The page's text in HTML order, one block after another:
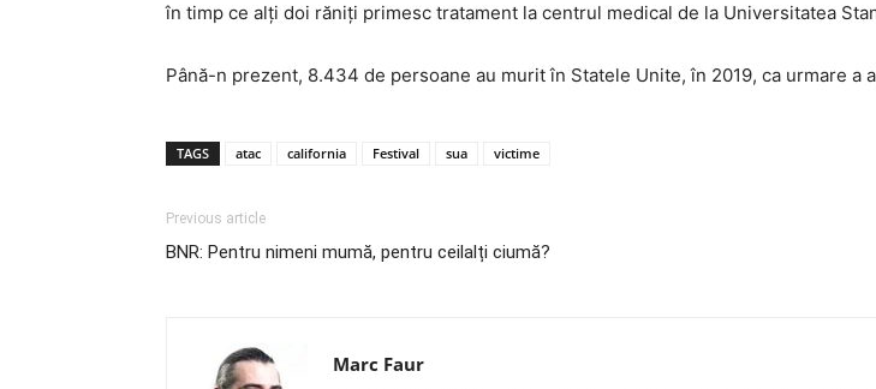
în timp ce alți doi răniți primesc tratament la centrul medical de la Universitatea
Până-n prezent, 8.434 de persoane au murit în Statele Unite, în 2019, ca urmare a
TAGS atac california Festival sua victime
Previous article
BNR: Pentru nimeni mumă, pentru ceilalți ciumă?
Marc Faur